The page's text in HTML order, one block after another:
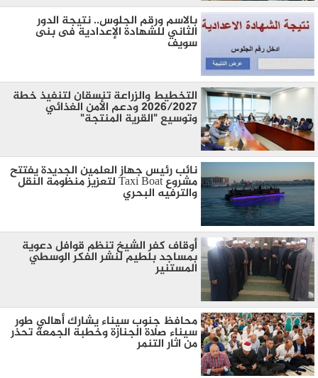
بالاسم ورقم الجلوس.. نتيجة الدور
الثاني للشهادة الإعدادية فى بنى
سويف
التخطيط والزراعة تنسقان لتنفيذ خطة
2026/2027 ودعم الأمن الغذائي
وتوسيع "القرية المنتجة"
نائب رئيس جهاز العلمين الجديدة يفتتح
مشروع Taxi Boat لتعزيز منظومة النقل
والترفيه البحري
أوقاف كفر الشيخ تنظم قوافل دعوية
بمساجد بلطيم لنشر الفكر الوسطي
المستنير
محافظ جنوب سيناء يشارك أهالي طور
سيناء صلاة الجنازة وخطبة الجمعة تحذر
من اثار التنمر